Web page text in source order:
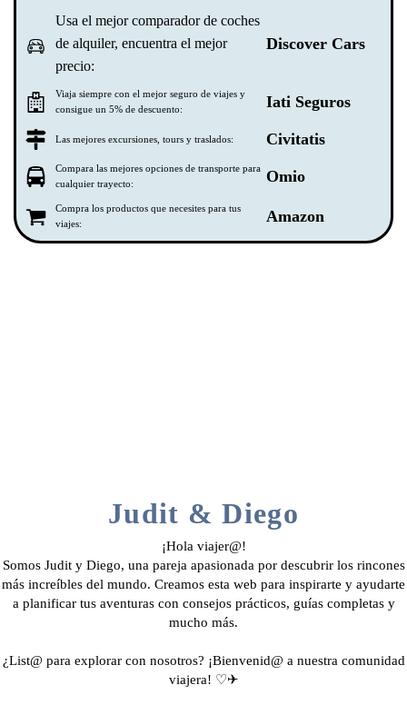
Usa el mejor comparador de coches
de alquiler, encuentra el mejor
precio:
Discover Cars
Viaja siempre con el mejor seguro de viajes y
consigue un 5% de descuento:
Iati Seguros
Las mejores excursiones, tours y traslados: Civitatis
Compara las mejores opciones de transporte para
cualquier trayecto:
Omio
Compra los productos que necesites para tus
viajes:
Amazon
Judit & Diego
¡Hola viajer@!
Somos Judit y Diego, una pareja apasionada por descubrir los rincones
más increíbles del mundo. Creamos esta web para inspirarte y ayudarte
a planificar tus aventuras con consejos prácticos, guías completas y
mucho más.
¿List@ para explorar con nosotros? ¡Bienvenid@ a nuestra comunidad
viajera! ♡✈︎